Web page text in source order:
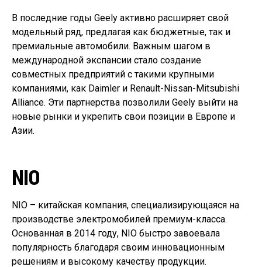
В последние годы Geely активно расширяет свой
модельный ряд, предлагая как бюджетные, так и
премиальные автомобили. Важным шагом в
международной экспансии стало создание
совместных предприятий с такими крупными
компаниями, как Daimler и Renault-Nissan-Mitsubishi
Alliance. Эти партнерства позволили Geely выйти на
новые рынки и укрепить свои позиции в Европе и
Азии.
NIO
NIO – китайская компания, специализирующаяся на
производстве электромобилей премиум-класса.
Основанная в 2014 году, NIO быстро завоевала
популярность благодаря своим инновационным
решениям и высокому качеству продукции.